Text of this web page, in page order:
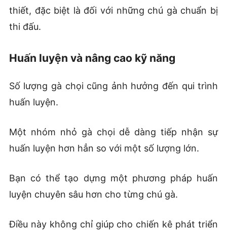
thiết, đặc biệt là đối với những chú gà chuẩn bị
thi đấu.
Huấn luyện và nâng cao kỹ năng
Số lượng gà chọi cũng ảnh hưởng đến qui trình
huấn luyện.
Một nhóm nhỏ gà chọi dễ dàng tiếp nhận sự
huấn luyện hơn hẳn so với một số lượng lớn.
Bạn có thể tạo dựng một phương pháp huấn
luyện chuyên sâu hơn cho từng chú gà.
Điều này không chỉ giúp cho chiến kê phát triển